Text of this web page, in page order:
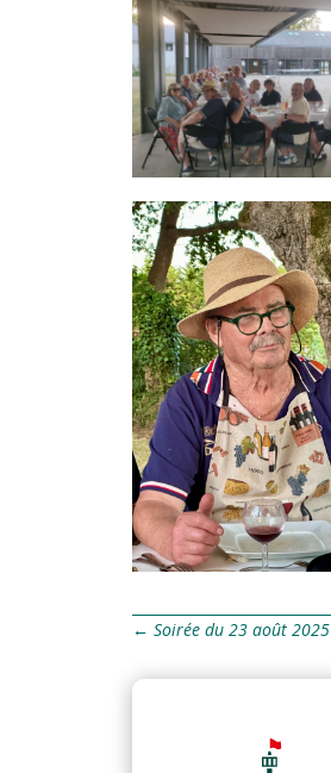
← Soirée du 23 août 2025